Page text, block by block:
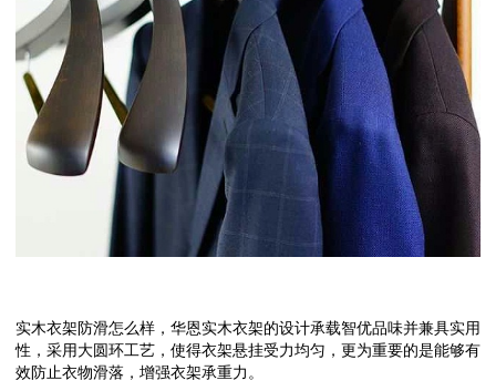
实木衣架防滑怎么样，华恩实木衣架的设计承载智优品味并兼具实用
性，采用大圆环工艺，使得衣架悬挂受力均匀，更为重要的是能够有
效防止衣物滑落，增强衣架承重力。